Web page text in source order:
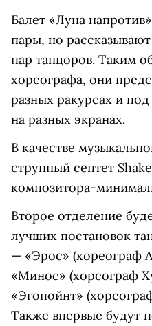
Балет «Луна
пары, но
пар танцоров. Таким
хореографа, они
разных ракурсах и
на разных экранах.
В качестве
струнный септет
композитора-
Второе отделение
лучших постановок
— «Эрос» (хореограф
«Минос» (хореограф
«Эгопойнт»
Также впервые будут